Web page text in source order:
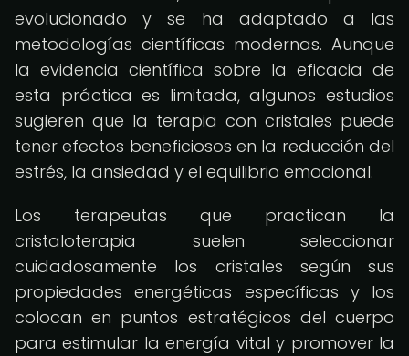
evolucionado y se ha adaptado a las
metodologías científicas modernas. Aunque
la evidencia científica sobre la eficacia de
esta práctica es limitada, algunos estudios
sugieren que la terapia con cristales puede
tener efectos beneficiosos en la reducción del
estrés, la ansiedad y el equilibrio emocional.
Los terapeutas que practican la
cristaloterapia suelen seleccionar
cuidadosamente los cristales según sus
propiedades energéticas específicas y los
colocan en puntos estratégicos del cuerpo
para estimular la energía vital y promover la